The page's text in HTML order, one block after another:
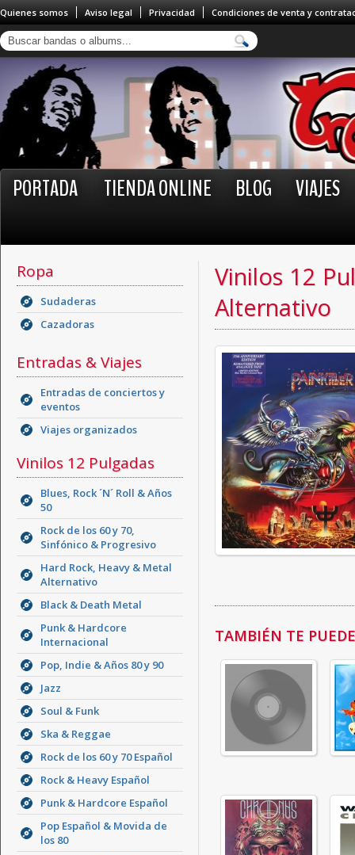
Quienes somos Aviso legal Privacidad Condiciones de venta y
PORTADA TIENDA ONLINE BLOG VIAJES
Ropa
Sudaderas
Cazadoras
Entradas & Viajes
Entradas de conciertos y
eventos
Viajes organizados
Vinilos 12 Pulgadas
Blues, Rock ´N´ Roll & Años
50
Rock de los 60 y 70,
Sinfónico & Progresivo
Hard Rock, Heavy & Metal
Alternativo
Black & Death Metal
Punk & Hardcore
Internacional
Pop, Indie & Años 80 y 90
Jazz
Soul & Funk
Ska & Reggae
Rock de los 60 y 70 Español
Rock & Heavy Español
Punk & Hardcore Español
Pop Español & Movida de
los 80
Vinilos 12
Alternativo
TAMBIÉN TE